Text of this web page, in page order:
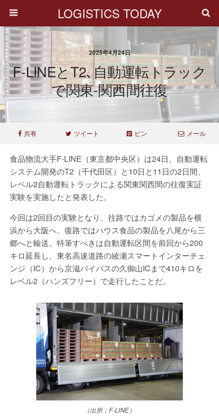
LOGISTICS TODAY
2025年4月24日
F-LINEとT2､自動運転トラック
で関東‐関西間往復
共有 ツイート ピン メール
食品物流大手F-LINE（東京都中央区）は24日、自動運転
システム開発のT2（千代田区）と10日と11日の2日間、
レベル2自動運転トラックによる関東関西間の往復実証
実験を実施したと発表した。
今回は2回目の実験となり、往路ではカゴメの製品を横
浜から大阪へ、復路ではハウス食品の製品を八尾から三
郷へと輸送。特筆すべきは自動運転区間を前回から200
キロ延長し、東名高速道路の綾瀬スマートインターチェ
ンジ（IC）から京滋バイパスの久御山ICまで410キロを
レベル2（ハンズフリー）で走行したことだ。
（出所：F-LINE）